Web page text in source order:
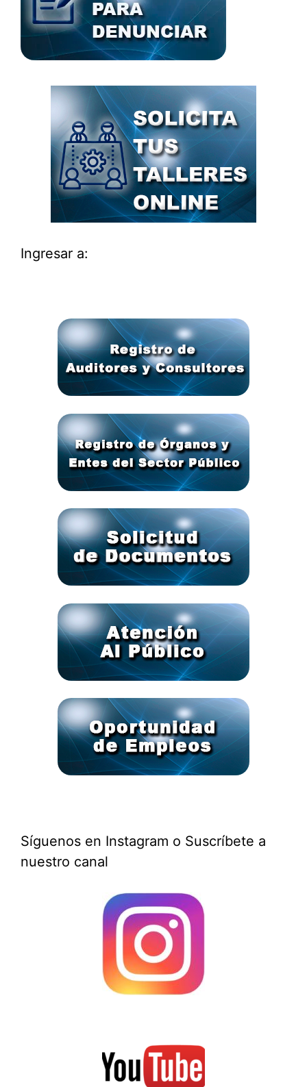
Ingresar a:
Síguenos en Instagram o Suscríbete a
nuestro canal